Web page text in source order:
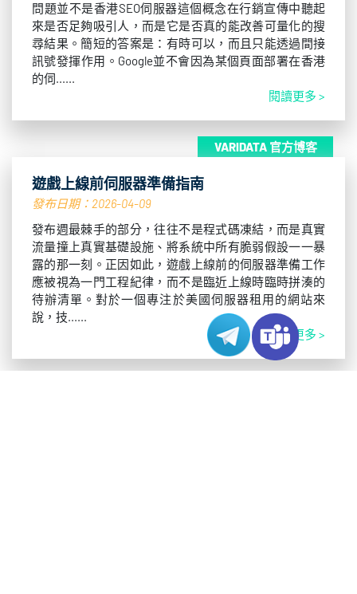
問題並不是香港SEO伺服器這個概念在行銷宣傳中聽起
來是否足夠吸引人，而是它是否真的能改善可量化的搜
尋結果。簡短的答案是：有時可以，而且只能透過間接
訊號發揮作用。Google並不會因為某個頁面部署在香港
的伺......
閱讀更多 >
VARIDATA 官方博客
遊戲上線前伺服器準備指南
發布日期：2026-04-09
發布週最棘手的部分，往往不是程式碼凍結，而是真實
流量撞上真實基礎設施、將系統中所有脆弱假設一一暴
露的那一刻。正因如此，遊戲上線前的伺服器準備工作
應被視為一門工程紀律，而不是臨近上線時臨時拼湊的
待辦清單。對於一個專注於美國伺服器租用的網站來
說，技......
閱讀更多 >